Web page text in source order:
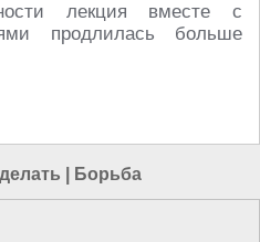
лекция вместе с
продлилась больше
Борьба